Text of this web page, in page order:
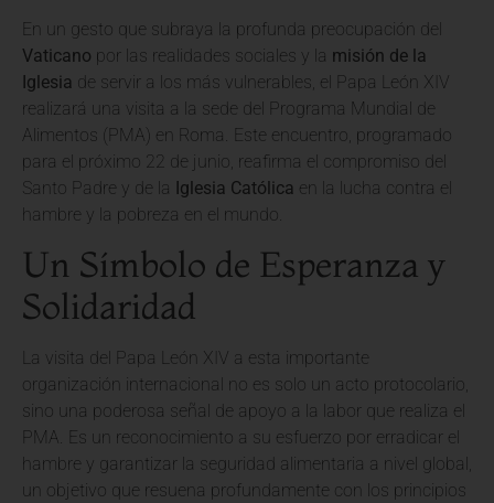
En un gesto que subraya la profunda preocupación del
Vaticano por las realidades sociales y la misión de la
Iglesia de servir a los más vulnerables, el Papa León XIV
realizará una visita a la sede del Programa Mundial de
Alimentos (PMA) en Roma. Este encuentro, programado
para el próximo 22 de junio, reafirma el compromiso del
Santo Padre y de la Iglesia Católica en la lucha contra el
hambre y la pobreza en el mundo.
Un Símbolo de Esperanza y
Solidaridad
La visita del Papa León XIV a esta importante
organización internacional no es solo un acto protocolario,
sino una poderosa señal de apoyo a la labor que realiza el
PMA. Es un reconocimiento a su esfuerzo por erradicar el
hambre y garantizar la seguridad alimentaria a nivel global,
un objetivo que resuena profundamente con los principios